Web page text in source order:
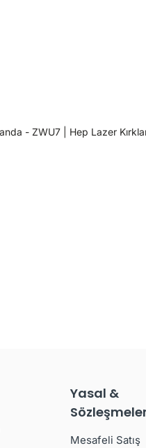
Yasal &
Mesafeli Satış